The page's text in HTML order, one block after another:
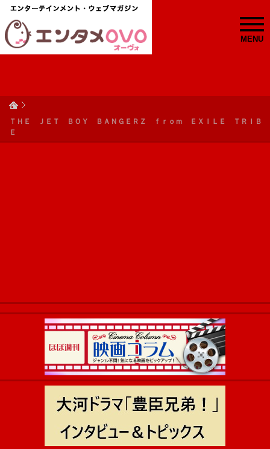
MENU
ＴＨＥ ＪＥＴ ＢＯＹ ＢＡＮＧＥＲＺ ｆｒｏｍ ＥＸＩＬＥ ＴＲＩＢ
Ｅ